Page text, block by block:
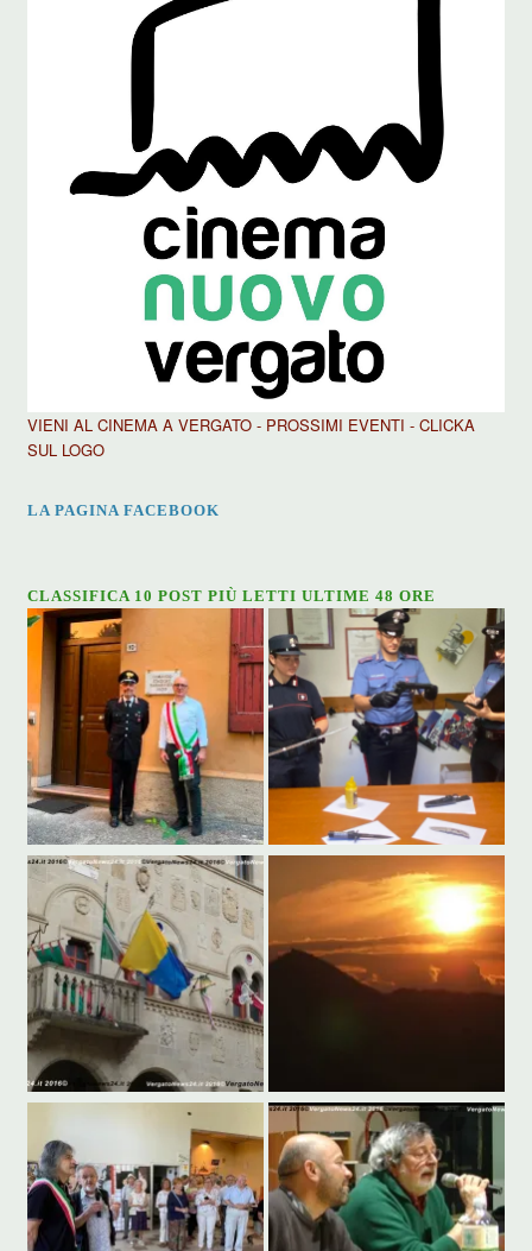
VIENI AL CINEMA A VERGATO - PROSSIMI EVENTI - CLICKA
SUL LOGO
LA PAGINA FACEBOOK
CLASSIFICA 10 POST PIÙ LETTI ULTIME 48 ORE